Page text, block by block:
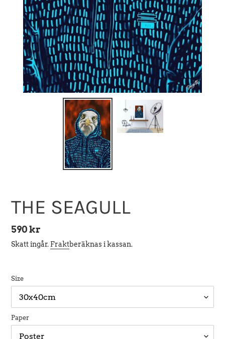
THE SEAGULL
Ordinarie
pris
590 kr
Skatt ingår. Fraktberäknas i kassan.
Size
Paper